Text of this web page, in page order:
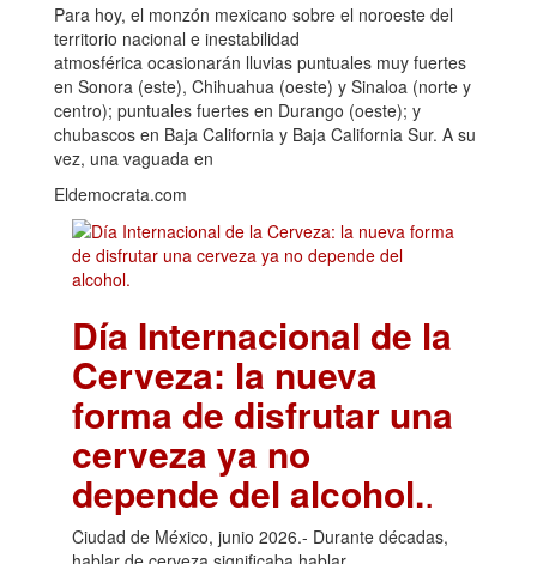
Para hoy, el monzón mexicano sobre el noroeste del
territorio nacional e inestabilidad
atmosférica ocasionarán lluvias puntuales muy fuertes
en Sonora (este), Chihuahua (oeste) y Sinaloa (norte y
centro); puntuales fuertes en Durango (oeste); y
chubascos en Baja California y Baja California Sur. A su
vez, una vaguada en
Eldemocrata.com
Día Internacional de la
Cerveza: la nueva
forma de disfrutar una
cerveza ya no
depende del alcohol..
Ciudad de México, junio 2026.- Durante décadas,